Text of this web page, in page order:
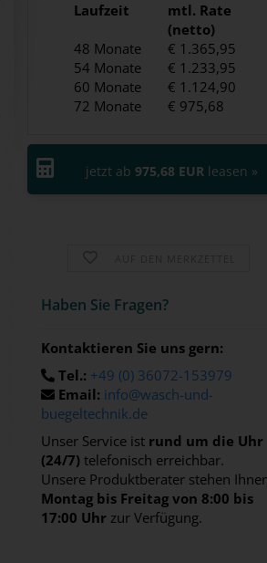
Laufzeit
mtl. Rate
(netto)
48 Monate
€ 1.365,95
54 Monate
€ 1.233,95
60 Monate
€ 1.124,90
72 Monate
€ 975,68
jetzt ab 975,68 EURleasen »
Haben Sie Fra­gen?
Kontaktieren Sie uns gern:
Tel.: +49 (0) 36072-153979
Email: info@wasch-und-
buegeltechnik.de
Unser Service ist rund um die Uhr
(24/7) telefonisch erreichbar.
Unsere Produktberater stehen
Montag bis Freitag von 8:00 bis
17:00 Uhr zur Verfügung.